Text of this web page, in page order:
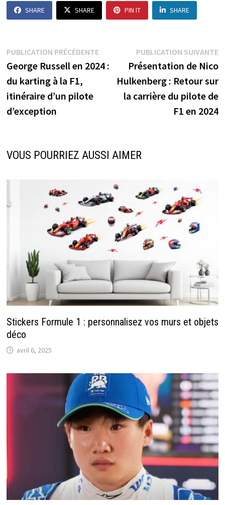
SHARE SHARE PIN IT SHARE
Navigation
de
l’article
PUBLICATION PRÉCÉDENTEPublication
précédente :
George Russell en 2024 :
du karting à la F1,
itinéraire d’un pilote
d’exception
PUBLICATION SUIVANTE
Présentation de Nico
Hulkenberg : Retour sur
la carrière du pilote de
F1 en 2024
VOUS POURRIEZ AUSSI AIMER
Stickers Formule 1 : personnalisez vos murs et objets
déco
avril 6, 2025